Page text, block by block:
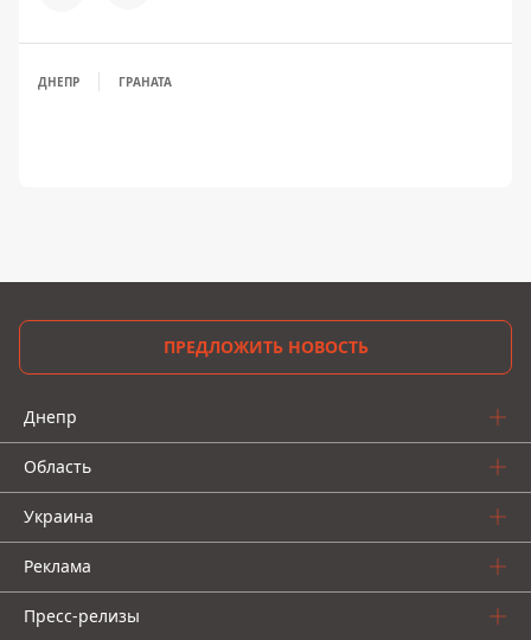
ДНЕПР ГРАНАТА
ПРЕДЛОЖИТЬ НОВОСТЬ
Днепр
Область
Украина
Реклама
Пресс-релизы